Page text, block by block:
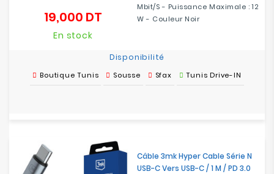
Mbit/s - Puissance Maximale : 12
W - Couleur Noir
19,000 DT
En stock
Disponibilité
Boutique Tunis Sousse Sfax Tunis Drive-IN
Câble 3mk Hyper Cable Série N
USB-C Vers USB-C / 1 M / PD 3.0